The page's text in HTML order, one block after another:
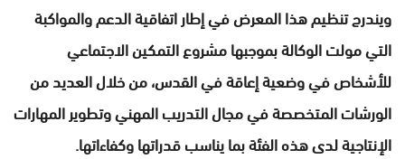
ويندرج تنظيم هذا المعرض في إطار اتفاقية الدعم والمواكبة
التي مولت الوكالة بموجبها مشروع التمكين الاجتماعي
للأشخاص في وضعية إعاقة في القدس، من خلال العديد من
الورشات المتخصصة في مجال التدريب المهني وتطوير المهارات
الإنتاجية لدى هذه الفئة بما يناسب قدراتها وكفاءاتها.